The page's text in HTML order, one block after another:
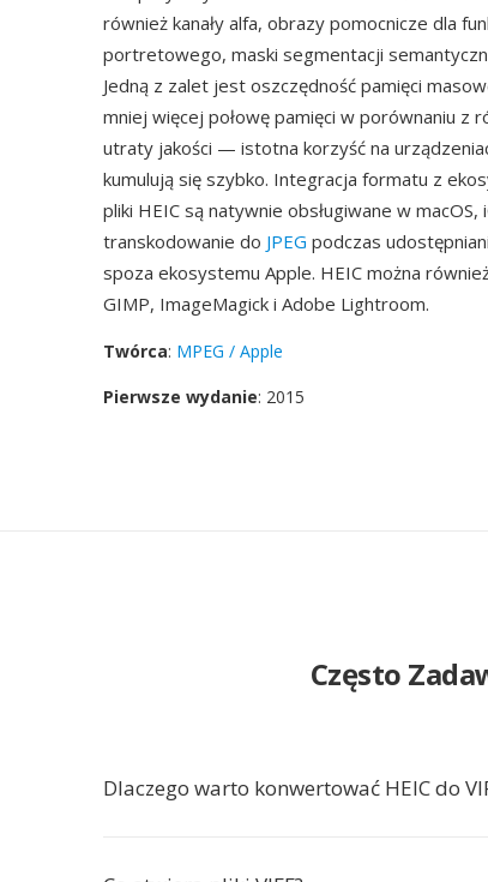
również kanały alfa, obrazy pomocnicze dla
portretowego, maski segmentacji
Jedną z zalet jest oszczędność pamięci
mniej więcej połowę pamięci w porównaniu z
utraty jakości — istotna korzyść na
kumulują się szybko. Integracja formatu z
pliki HEIC są natywnie obsługiwane w
transkodowanie do JPEG podczas
spoza ekosystemu Apple. HEIC można
GIMP, ImageMagick i Adobe Lightroom.
Twórca: MPEG / Apple
Pierwsze wydanie: 2015
Często
Dlaczego warto konwertować HEIC do